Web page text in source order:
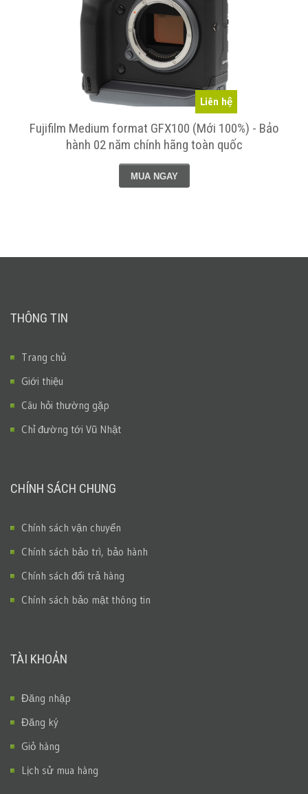
Liên hệ
Fujifilm Medium format GFX100 (Mới 100%) - Bảo
hành 02 năm chính hãng toàn quốc
MUA NGAY
THÔNG TIN
Trang chủ
Giới thiệu
Câu hỏi thường gặp
Chỉ đường tới Vũ Nhật
CHÍNH SÁCH CHUNG
Chính sách vận chuyển
Chính sách bảo trì, bảo hành
Chính sách đổi trả hàng
Chính sách bảo mật thông tin
TÀI KHOẢN
Đăng nhập
Đăng ký
Giỏ hàng
Lịch sử mua hàng